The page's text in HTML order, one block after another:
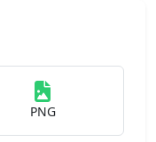
PNG